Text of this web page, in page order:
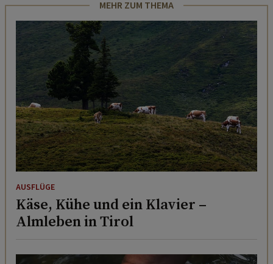
MEHR ZUM THEMA
AUSFLÜGE
Käse, Kühe und ein Klavier –
Almleben in Tirol